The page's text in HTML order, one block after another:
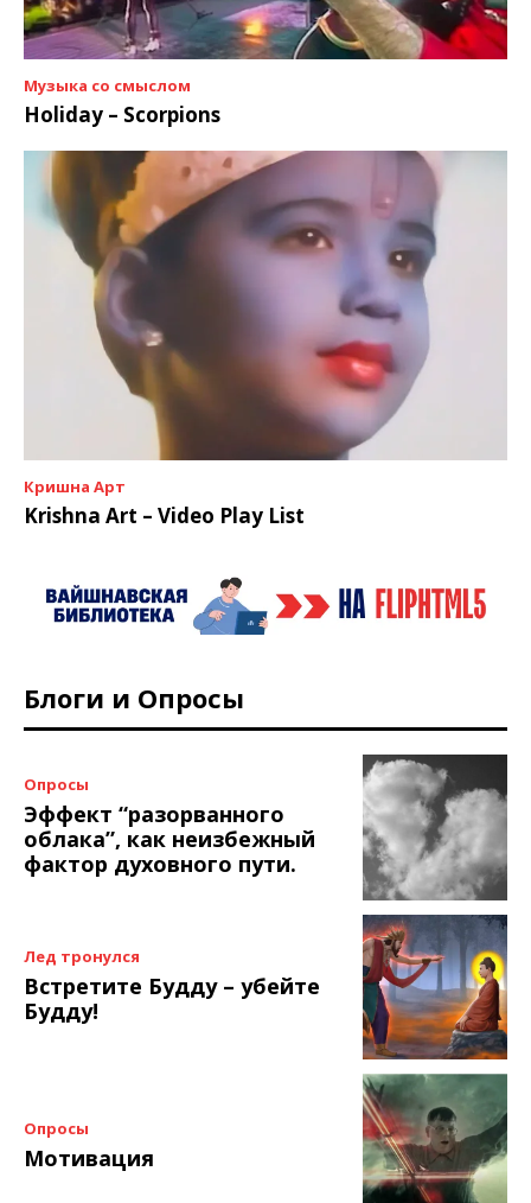
Музыка со смыслом
Holiday – Scorpions
Кришна Арт
Krishna Art – Video Play List
Блоги и Опросы
Опросы
Эффект “разорванного
облака”, как неизбежный
фактор духовного пути.
Лед тронулся
Встретите Будду – убейте
Будду!
Опросы
Мотивация